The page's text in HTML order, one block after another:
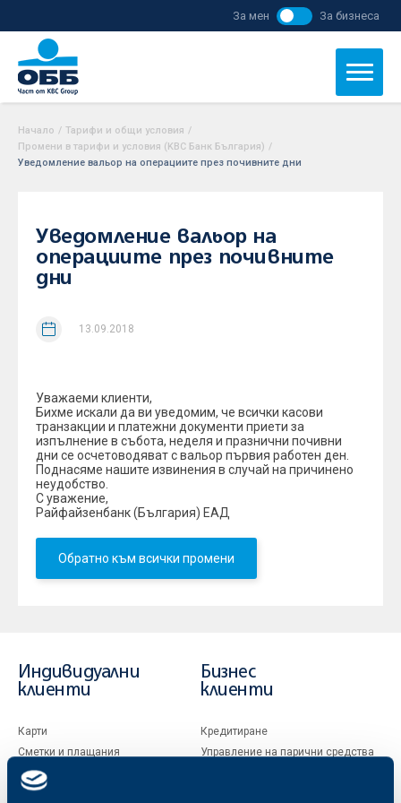
За мен За бизнеса
Начало / Тарифи и общи условия /
Промени в тарифи и условия (KBC Банк България) /
Уведомление вальор на операциите през почивните дни
Уведомление вальор на
операциите през почивните
дни
13.09.2018
Уважаеми клиенти,
Бихме искали да ви уведомим, че всички касови
транзакции и платежни документи приети за
изпълнение в събота, неделя и празнични почивни
дни се осчетоводяват с вальор първия работен ден.
Поднасяме нашите извинения в случай на причинено
неудобство.
С уважение,
Райфайзенбанк (България) ЕАД
Обратно към всички промени
Индивидуални
клиенти
Карти
Сметки и плащания
Кредити
Спестявания и инвестиции
Бизнес
клиенти
Кредитиране
Управление на парични средства